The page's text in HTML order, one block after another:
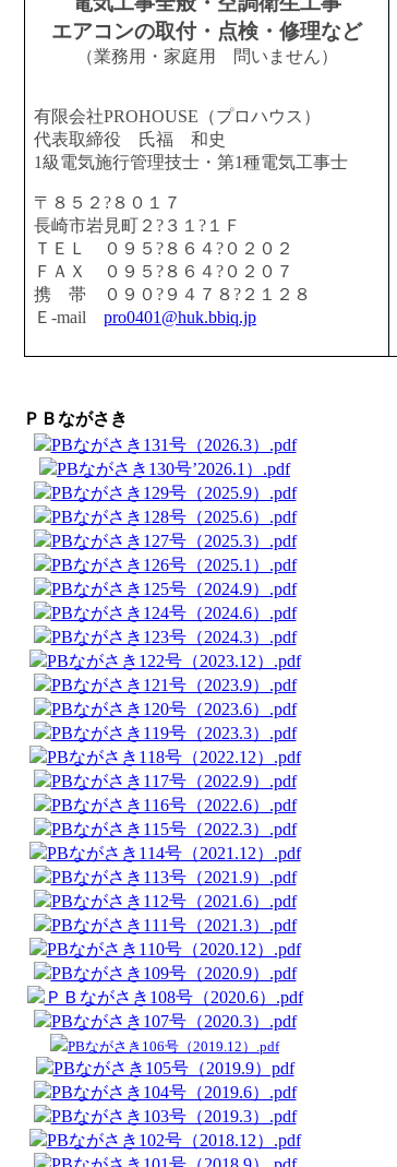
エアコンの取付・点検・修理など
（業務用・家庭用 問いません）
有限会社PROHOUSE（プロハウス）
代表取締役 氏福 和史
1級電気施行管理技士・第1種電気工事士
〒８５２?８０１７
長崎市岩見町２?３１?１Ｆ
ＴＥＬ ０９５?８６４?０２０２
ＦＡＸ ０９５?８６４?０２０７
携 帯 ０９０?９４７８?２１２８
Ｅ-mail pro0401@huk.bbiq.jp
ＰＢながさき
PBながさき131号（2026.3）.pdf
PBながさき130号’2026.1）.pdf
PBながさき129号（2025.9）.pdf
PBながさき128号（2025.6）.pdf
PBながさき127号（2025.3）.pdf
PBながさき126号（2025.1）.pdf
PBながさき125号（2024.9）.pdf
PBながさき124号（2024.6）.pdf
PBながさき123号（2024.3）.pdf
PBながさき122号（2023.12）.pdf
PBながさき121号（2023.9）.pdf
PBながさき120号（2023.6）.pdf
PBながさき119号（2023.3）.pdf
PBながさき118号（2022.12）.pdf
PBながさき117号（2022.9）.pdf
PBながさき116号（2022.6）.pdf
PBながさき115号（2022.3）.pdf
PBながさき114号（2021.12）.pdf
PBながさき113号（2021.9）.pdf
PBながさき112号（2021.6）.pdf
PBながさき111号（2021.3）.pdf
PBながさき110号（2020.12）.pdf
PBながさき109号（2020.9）.pdf
ＰＢながさき108号（2020.6）.pdf
PBながさき107号（2020.3）.pdf
PBながさき106号（2019.12）.pdf
PBながさき105号（2019.9）pdf
PBながさき104号（2019.6）.pdf
PBながさき103号（2019.3）.pdf
PBながさき102号（2018.12）.pdf